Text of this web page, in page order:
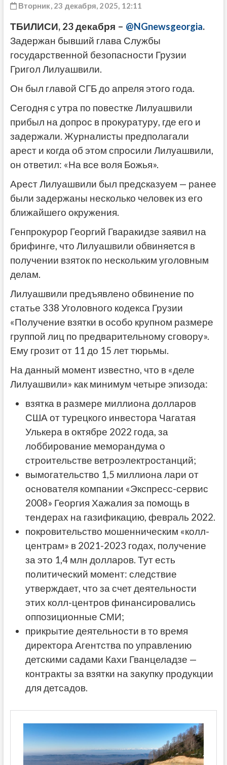
Вторник, 23 декабря, 2025, 12:11
ТБИЛИСИ, 23 декабря – @NGnewsgeorgia.
Задержан бывший глава Службы
государственной безопасности Грузии
Григол Лилуашвили.
Он был главой СГБ до апреля этого года.
Сегодня с утра по повестке Лилуашвили
прибыл на допрос в прокуратуру, где его и
задержали. Журналисты предполагали
арест и когда об этом спросили Лилуашвили,
он ответил: «На все воля Божья».
Арест Лилуашвили был предсказуем — ранее
были задержаны несколько человек из его
ближайшего окружения.
Генпрокурор Георгий Гваракидзе заявил на
брифинге, что Лилуашвили обвиняется в
получении взяток по нескольким уголовным
делам.
Лилуашвили предъявлено обвинение по
статье 338 Уголовного кодекса Грузии
«Получение взятки в особо крупном размере
группой лиц по предварительному сговору».
Ему грозит от 11 до 15 лет тюрьмы.
На данный момент известно, что в «деле
Лилуашвили» как минимум четыре эпизода:
взятка в размере миллиона долларов
США от турецкого инвестора Чагатая
Улькера в октябре 2022 года, за
лоббирование меморандума о
строительстве ветроэлектростанций;
вымогательство 1,5 миллиона лари от
основателя компании «Экспресс-сервис
2008» Георгия Хажалия за помощь в
тендерах на газификацию, февраль 2022.
покровительство мошенническим «колл-
центрам» в 2021-2023 годах, получение
за это 1,4 млн долларов. Тут есть
политический момент: следствие
утверждает, что за счет деятельности
этих колл-центров финансировались
оппозиционные СМИ;
прикрытие деятельности в то время
директора Агентства по управлению
детскими садами Кахи Гванцеладзе —
контракты за взятки на закупку продукции
для детсадов.